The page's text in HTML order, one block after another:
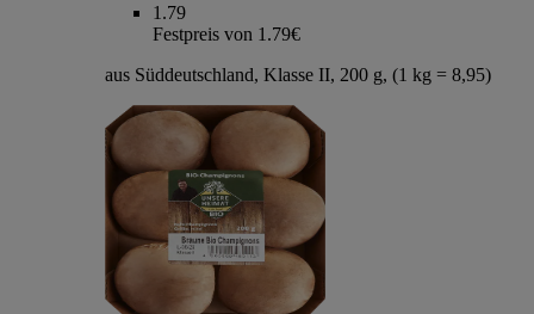
1.79
Festpreis von 1.79€
aus Süddeutschland, Klasse II, 200 g, (1 kg = 8,95)